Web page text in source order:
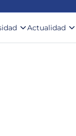
Actualidad